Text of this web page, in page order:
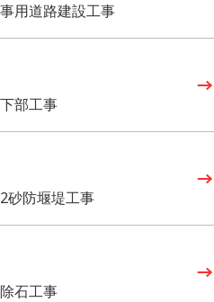
用道路建設工事
部工事
砂防堰堤工事
石工事